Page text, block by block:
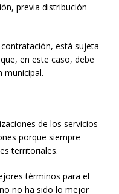
previa distribución
está sujeta
en este caso, debe
municipal.
de los servicios
porque siempre
territoriales.
términos para el
no ha sido lo mejor